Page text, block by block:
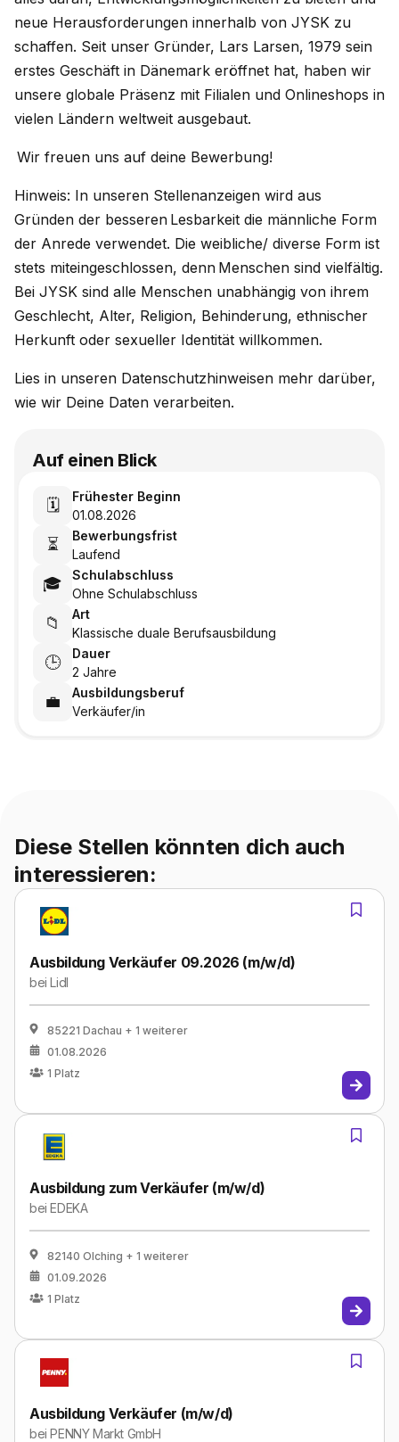
neue Herausforderungen innerhalb von JYSK zu
schaffen. Seit unser Gründer, Lars Larsen, 1979 sein
erstes Geschäft in Dänemark eröffnet hat, haben wir
unsere globale Präsenz mit Filialen und Onlineshops in
vielen Ländern weltweit ausgebaut.
Wir freuen uns auf deine Bewerbung!
Hinweis: In unseren Stellenanzeigen wird aus
Gründen der besseren Lesbarkeit die männliche Form
der Anrede verwendet. Die weibliche/ diverse Form ist
stets miteingeschlossen, denn Menschen sind vielfältig.
Bei JYSK sind alle Menschen unabhängig von ihrem
Geschlecht, Alter, Religion, Behinderung, ethnischer
Herkunft oder sexueller Identität willkommen.
Lies in unseren Datenschutzhinweisen mehr darüber,
wie wir Deine Daten verarbeiten.
Auf einen Blick
🗓️
Frühester Beginn
01.08.2026
⏳
Bewerbungsfrist
Laufend
🎓
Schulabschluss
Ohne Schulabschluss
📁
Art
Klassische duale Berufsausbildung
🕒
Dauer
2 Jahre
💼
Ausbildungsberuf
Verkäufer/in
Diese Stellen könnten dich auch
interessieren:
Ausbildung Verkäufer 09.2026 (m/w/d)
beiLidl
85221 Dachau + 1 weiterer
01.08.2026
1 Platz
Ausbildung zum Verkäufer (m/w/d)
beiEDEKA
82140 Olching + 1 weiterer
01.09.2026
1 Platz
Ausbildung Verkäufer (m/w/d)
beiPENNY Markt GmbH